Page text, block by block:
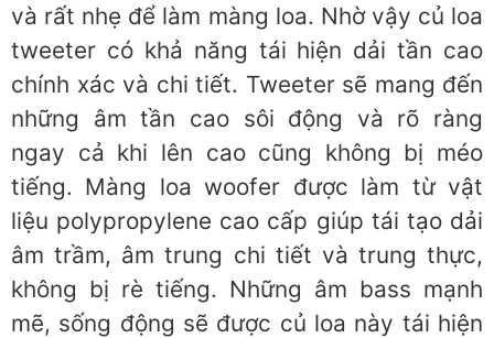
và rất nhẹ để làm màng loa. Nhờ vậy củ loa
tweeter có khả năng tái hiện dải tần cao
chính xác và chi tiết. Tweeter sẽ mang đến
những âm tần cao sôi động và rõ ràng
ngay cả khi lên cao cũng không bị méo
tiếng. Màng loa woofer được làm từ vật
liệu polypropylene cao cấp giúp tái tạo dải
âm trầm, âm trung chi tiết và trung thực,
không bị rè tiếng. Những âm bass mạnh
mẽ, sống động sẽ được củ loa này tái hiện